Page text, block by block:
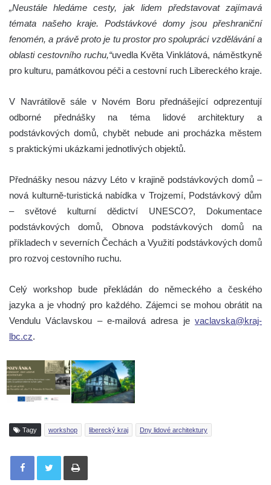
„Neustále hledáme cesty, jak lidem představovat zajímavá
témata našeho kraje. Podstávkové domy jsou přeshraniční
fenomén, a právě proto je tu prostor pro spolupráci vzdělávání a
oblasti cestovního ruchu,“uvedla Květa Vinklátová, náměstkyně
pro kulturu, památkovou péči a cestovní ruch Libereckého kraje.
V Navrátilově sále v Novém Boru přednášející odprezentují
odborné přednášky na téma lidové architektury a
podstávkových domů, chybět nebude ani procházka městem
s praktickými ukázkami jednotlivých objektů.
Přednášky nesou názvy Léto v krajině podstávkových domů –
nová kulturně-turistická nabídka v Trojzemí, Podstávkový dům
– světové kulturní dědictví UNESCO?, Dokumentace
podstávkových domů, Obnova podstávkových domů na
příkladech v severních Čechách a Využití podstávkových domů
pro rozvoj cestovního ruchu.
Celý workshop bude překládán do německého a českého
jazyka a je vhodný pro každého. Zájemci se mohou obrátit na
Vendulu Václavskou – e-mailová adresa je vaclavska@kraj-
lbc.cz.
Tagy workshop liberecký kraj Dny lidové architektury
Tisknout